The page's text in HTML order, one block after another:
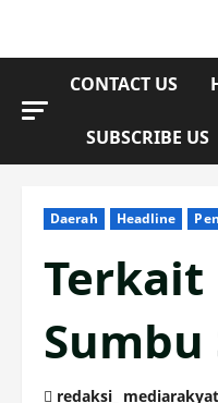
CONTACT US
SUBSCRIBE US
Daerah Headline
Terkait
Sumbu
redaksi_